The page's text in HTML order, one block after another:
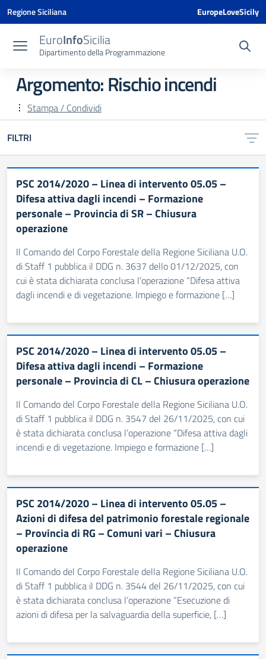
Vai ai contenuti
Vai al menu di navigazione
Vai al footer
Vai al banner delle Cookie Policy
Regione Siciliana EuropeLoveSicily
EuroInfoSicilia
Dipartimento della Programmazione
Argomento: Rischio incendi
Stampa / Condividi
FILTRI
PSC 2014/2020 – Linea di intervento 05.05 –
Difesa attiva dagli incendi – Formazione
personale – Provincia di SR – Chiusura
operazione
Il Comando del Corpo Forestale della Regione Siciliana U.O.
di Staff 1 pubblica il DDG n. 3637 dello 01/12/2025, con
cui è stata dichiarata conclusa l’operazione “Difesa attiva
dagli incendi e di vegetazione. Impiego e formazione […]
PSC 2014/2020 – Linea di intervento 05.05 –
Difesa attiva dagli incendi – Formazione
personale – Provincia di CL – Chiusura operazione
Il Comando del Corpo Forestale della Regione Siciliana U.O.
di Staff 1 pubblica il DDG n. 3547 del 26/11/2025, con cui
è stata dichiarata conclusa l’operazione “Difesa attiva dagli
incendi e di vegetazione. Impiego e formazione […]
PSC 2014/2020 – Linea di intervento 05.05 –
Azioni di difesa del patrimonio forestale regionale
– Provincia di RG – Comuni vari – Chiusura
operazione
Il Comando del Corpo Forestale della Regione Siciliana U.O.
di Staff 1 pubblica il DDG n. 3544 del 26/11/2025, con cui
è stata dichiarata conclusa l’operazione “Esecuzione di
azioni di difesa per la salvaguardia della superficie, […]